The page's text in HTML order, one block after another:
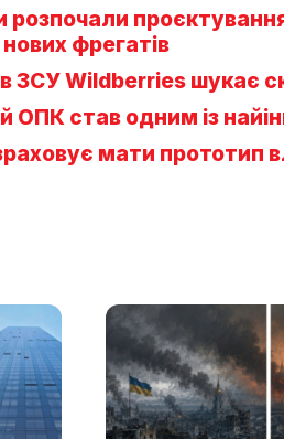
розпочали
фрегатів
ЗСУ Wildberries шукає
ОПК став одним із
мати прототип